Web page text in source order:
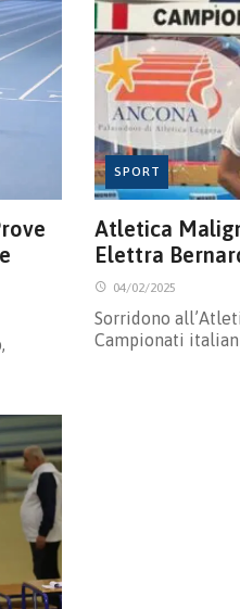
SPORT
Atletica
Elettra
04/02/2025
Sorridono
Campionati